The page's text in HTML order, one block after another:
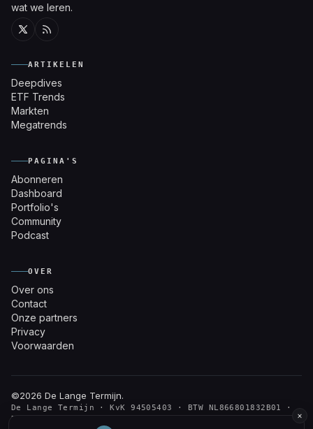
wat we leren.
ARTIKELEN
Deepdives
ETF Trends
Markten
Megatrends
PAGINA'S
Abonneren
Dashboard
Portfolio's
Community
Podcast
OVER
Over ons
Contact
Onze partners
Privacy
Voorwaarden
©2026 De Lange Termijn.
De Lange Termijn · KvK 94505403 · BTW NL866801832B01 ·
Den Haag
×